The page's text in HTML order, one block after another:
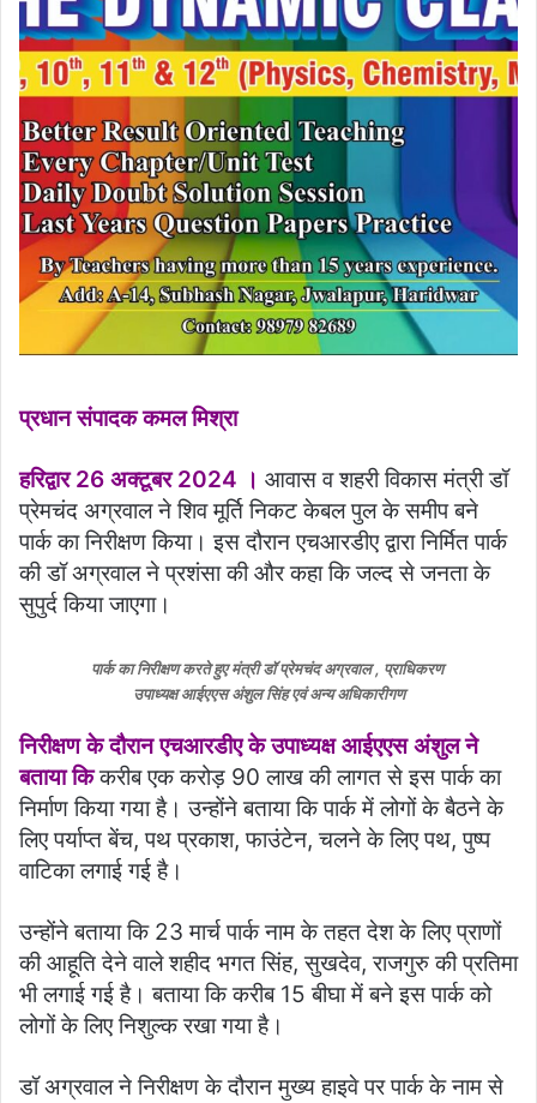
प्रधान संपादक कमल मिश्रा
हरिद्वार 26 अक्टूबर 2024 । आवास व शहरी विकास मंत्री डॉ
प्रेमचंद अग्रवाल ने शिव मूर्ति निकट केबल पुल के समीप बने
पार्क का निरीक्षण किया। इस दौरान एचआरडीए द्वारा निर्मित पार्क
की डॉ अग्रवाल ने प्रशंसा की और कहा कि जल्द से जनता के
सुपुर्द किया जाएगा।
पार्क का निरीक्षण करते हुए मंत्री डॉ प्रेमचंद अग्रवाल , प्राधिकरण
उपाध्यक्ष आईएएस अंशुल सिंह एवं अन्य अधिकारीगण
निरीक्षण के दौरान एचआरडीए के उपाध्यक्ष आईएएस अंशुल ने
बताया किकरीब एक करोड़ 90 लाख की लागत से इस पार्क का
निर्माण किया गया है। उन्होंने बताया कि पार्क में लोगों के बैठने के
लिए पर्याप्त बेंच, पथ प्रकाश, फाउंटेन, चलने के लिए पथ, पुष्प
वाटिका लगाई गई है।
उन्होंने बताया कि 23 मार्च पार्क नाम के तहत देश के लिए प्राणों
की आहूति देने वाले शहीद भगत सिंह, सुखदेव, राजगुरु की प्रतिमा
भी लगाई गई है। बताया कि करीब 15 बीघा में बने इस पार्क को
लोगों के लिए निशुल्क रखा गया है।
डॉ अग्रवाल ने निरीक्षण के दौरान मुख्य हाइवे पर पार्क के नाम से